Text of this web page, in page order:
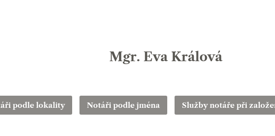
Mgr. Eva Králová
podle lokality Notáři podle jména Služby notáře při